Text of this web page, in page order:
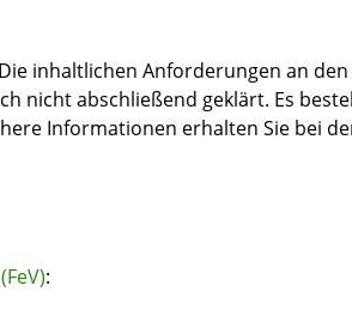
inhaltlichen Anforderungen an
nicht abschließend geklärt. Es
Informationen erhalten Sie bei
: